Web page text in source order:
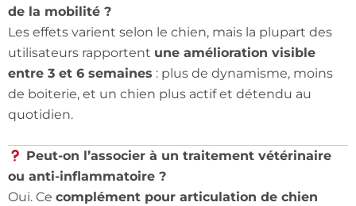
de la mobilité ?
Les effets varient selon le chien, mais la plupart des
utilisateurs rapportent une amélioration visible
entre 3 et 6 semaines : plus de dynamisme, moins
de boiterie, et un chien plus actif et détendu au
quotidien.
Peut-on l’associer à un traitement vétérinaire
ou anti-inflammatoire ?
Oui. Ce complément pour articulation de chien